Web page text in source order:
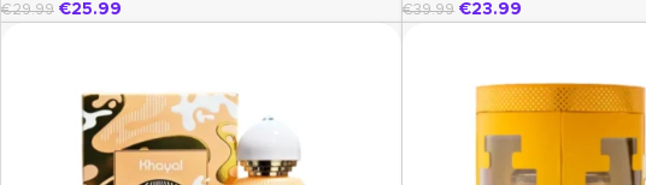
€29.99 €25.99 €39.99 €23.99